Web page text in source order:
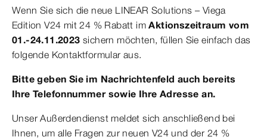
Wenn Sie sich die neue LINEAR Solutions – Viega
Edition V24 mit 24 % Rabatt imAktionszeitraum vom
01.-24.11.2023 sichern möchten, füllen Sie einfach das
folgende Kontaktformular aus.
Bitte geben Sie im Nachrichtenfeld auch bereits
Ihre Telefonnummer sowie Ihre Adresse an.
Unser Außerdendienst meldet sich anschließend bei
Ihnen, um alle Fragen zur neuen V24 und der 24 %